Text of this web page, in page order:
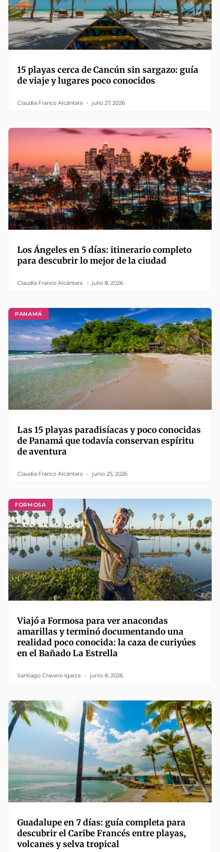
15 playas cerca de Cancún sin sargazo: guía
de viaje y lugares poco conocidos
Claudia Franco Alcántara julio 27, 2026
Los Ángeles en 5 días: itinerario completo
para descubrir lo mejor de la ciudad
Claudia Franco Alcántara julio 8, 2026
PANAMÁ
Las 15 playas paradisíacas y poco conocidas
de Panamá que todavía conservan espíritu
de aventura
Claudia Franco Alcántara junio 25, 2026
FORMOSA
Viajó a Formosa para ver anacondas
amarillas y terminó documentando una
realidad poco conocida: la caza de curiyúes
en el Bañado La Estrella
Santiago Cravero Igarza junio 8, 2026
Guadalupe en 7 días: guía completa para
descubrir el Caribe Francés entre playas,
volcanes y selva tropical